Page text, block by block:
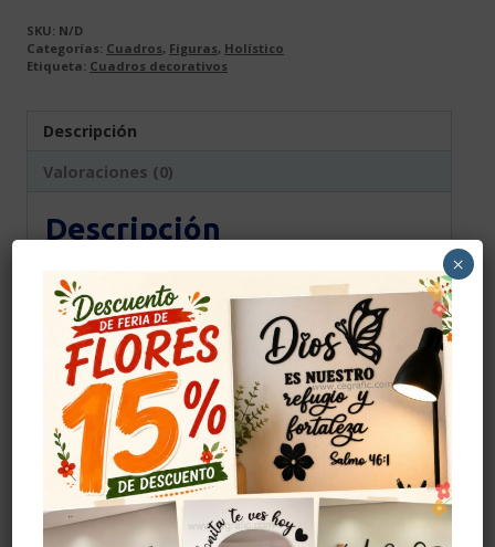
SKU: N/D
Categorías: Cuadros, Figuras, Holístico
Etiqueta: Cuadros decorativos
Descripción
Valoraciones (0)
Descripción
Producto elaborado en madera MDF de alta
calidad, el color se da con vinilo adhesivo, el
cual se pega a la madera antes de realizar el
corte para darle color y elegancia, el color
mostrado en la fotografía es una
aproximación al tono real.
Cuidados
Evitar golpes.
Limpiar con alcohol solo la parte del adhesivo.
Evitar la humedad.
×